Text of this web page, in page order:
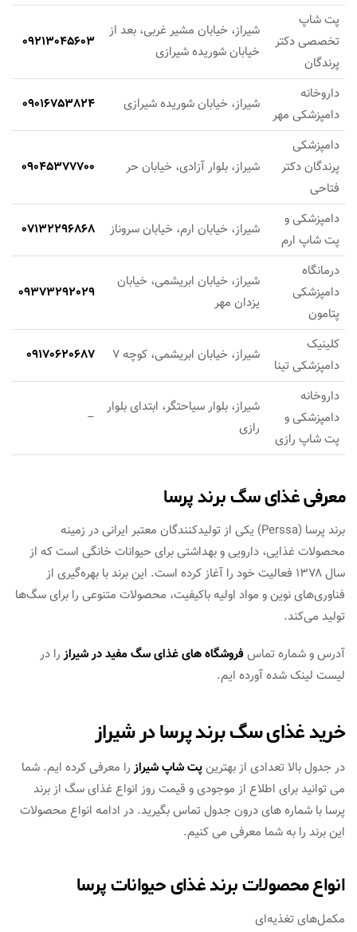
پت شاپ
تخصصی دکتر
پرندگان
شیراز، خیابان مشیر غربی، بعد از
خیابان شوریده شیرازی
09213045603
داروخانه
دامپزشکی مهر
شیراز، خیابان شوریده شیرازی 09016753824
دامپزشکی
پرندگان دکتر
فتاحی
شیراز، بلوار آزادی، خیابان حر 09045377700
دامپزشکی و
پت شاپ ارم
شیراز، خیابان ارم، خیابان سروناز 07132296868
درمانگاه
دامپزشکی
پتامون
شیراز، خیابان ابریشمی، خیابان
یزدان مهر
09373292029
کلینیک
دامپزشکی تینا
شیراز، خیابان ابریشمی، کوچه 7 09170620687
داروخانه
دامپزشکی و
پت شاپ رازی
شیراز، بلوار سیاحتگر، ابتدای بلوار
رازی
–
معرفی غذای سگ برند پرسا
برند پرسا (Perssa) یکی از تولیدکنندگان معتبر ایرانی در زمینه
محصولات غذایی، دارویی و بهداشتی برای حیوانات خانگی است که از
سال ۱۳۷۸ فعالیت خود را آغاز کرده است. این برند با بهره‌گیری از
فناوری‌های نوین و مواد اولیه باکیفیت، محصولات متنوعی را برای سگ‌ها
تولید می‌کند.
آدرس و شماره تماسفروشگاه های غذای سگ مفید در شیرازرا در
لیست لینک شده آورده ایم.
خرید غذای سگ برند پرسا در شیراز
در جدول بالا تعدادی از بهترینپت شاپ شیرازرا معرفی کرده ایم. شما
می توانید برای اطلاع از موجودی و قیمت روز انواع غذای سگ از برند
پرسا با شماره های درون جدول تماس بگیرید. در ادامه انواع محصولات
این برند را به شما معرفی می کنیم.
انواع محصولات برند غذای حیوانات پرسا
مکمل‌های تغذیه‌ای